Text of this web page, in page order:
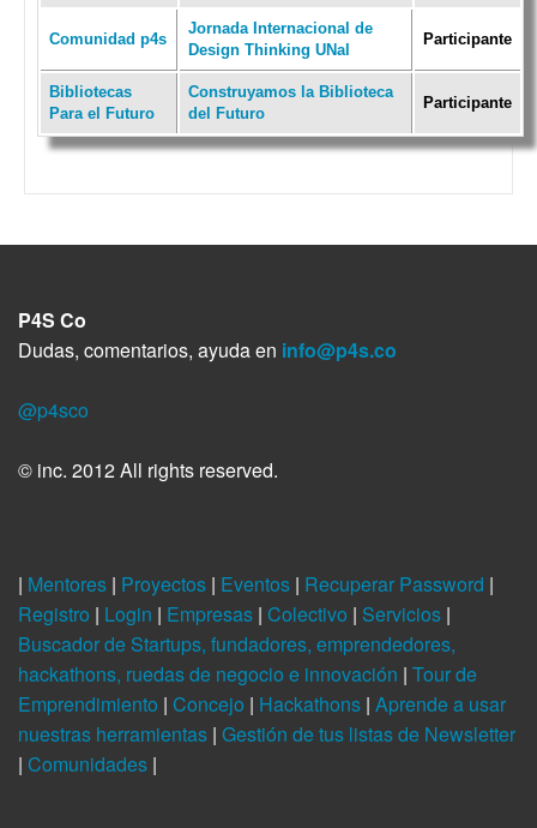
Comunidad p4s
Jornada Internacional de
Design Thinking UNal
Participante
Bibliotecas
Para el Futuro
Construyamos la Biblioteca
del Futuro
Participante
P4S Co
Dudas, comentarios, ayuda en info@p4s.co
@p4sco
© inc. 2012 All rights reserved.
| Mentores | Proyectos | Eventos | Recuperar Password |
Registro | Login | Empresas | Colectivo | Servicios |
Buscador de Startups, fundadores, emprendedores,
hackathons, ruedas de negocio e innovación | Tour de
Emprendimiento | Concejo | Hackathons | Aprende a usar
nuestras herramientas | Gestión de tus listas de Newsletter
| Comunidades |